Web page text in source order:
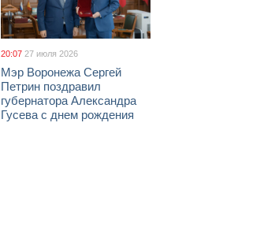
20:07 27 июля 2026
Мэр Воронежа Сергей
Петрин поздравил
губернатора Александра
Гусева с днем рождения